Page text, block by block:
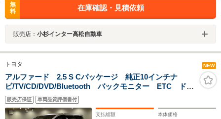
無
料
在庫確認・見積依頼
販売店： 小杉インター高松自動車
トヨタ NEW
アルファード 2.5 S Cパッケージ 純正10インチナ
ビ/TV/CD/DVD/Bluetooth バックモニター ETC ドラ
レコ シートヒーター&ベンチレーション ステアリング
ヒーター パワーバックドア 3眼LEDシーケンシャルウ
インカー
販売店保証 車両品質評価書付
支払総額 本体価格